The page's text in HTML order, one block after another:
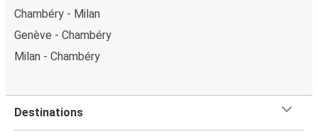
Chambéry - Milan
Genève - Chambéry
Milan - Chambéry
Destinations